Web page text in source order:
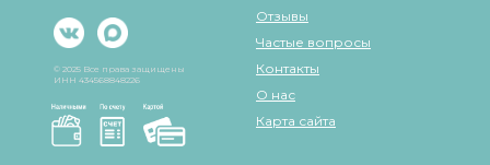
© 2025 Все права защищены
Отзывы
Частые вопросы
Контакты
О нас
ИНН 434568848226
Карта сайта